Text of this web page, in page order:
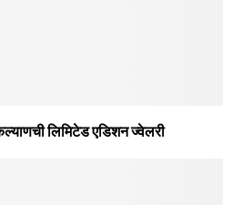
लिमिटेड एडिशन ज्वेलरी